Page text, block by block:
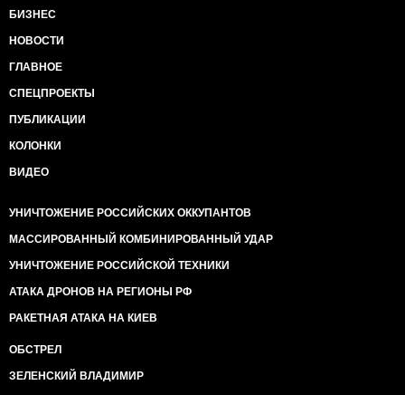
БИЗНЕС
НОВОСТИ
ГЛАВНОЕ
СПЕЦПРОЕКТЫ
ПУБЛИКАЦИИ
КОЛОНКИ
ВИДЕО
УНИЧТОЖЕНИЕ РОССИЙСКИХ ОККУПАНТОВ
МАССИРОВАННЫЙ КОМБИНИРОВАННЫЙ УДАР
УНИЧТОЖЕНИЕ РОССИЙСКОЙ ТЕХНИКИ
АТАКА ДРОНОВ НА РЕГИОНЫ РФ
РАКЕТНАЯ АТАКА НА КИЕВ
ОБСТРЕЛ
ЗЕЛЕНСКИЙ ВЛАДИМИР